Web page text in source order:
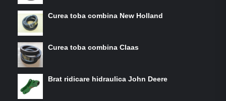
Curea toba combina New Holland
Curea toba combina Claas
Brat ridicare hidraulica John Deere